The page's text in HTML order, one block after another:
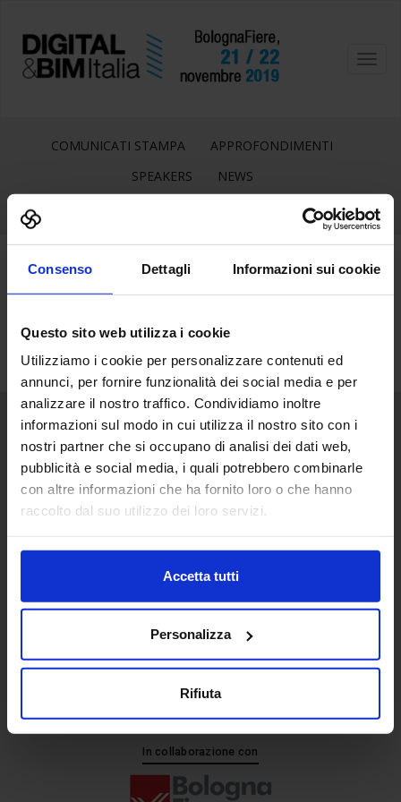
Consenso Dettagli Informazioni sui cookie
Questo sito web utilizza i cookie
Utilizziamo i cookie per personalizzare contenuti ed
annunci, per fornire funzionalità dei social media e per
analizzare il nostro traffico. Condividiamo inoltre
informazioni sul modo in cui utilizza il nostro sito con i
nostri partner che si occupano di analisi dei dati web,
pubblicità e social media, i quali potrebbero combinarle
con altre informazioni che ha fornito loro o che hanno
raccolto dal suo utilizzo dei loro servizi.
Accetta tutti
Personalizza
Rifiuta
COMUNICATI STAMPA
APPROFONDIMENTI
SPEAKERS
NEWS
Senaf srl
+ 39 051.325511
+ 39 02.332039460
In collaborazione con